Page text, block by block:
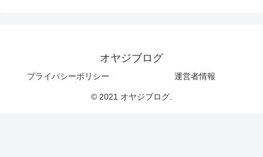
オヤジブログ
プライバシーポリシー 運営者情報
© 2021 オヤジブログ.